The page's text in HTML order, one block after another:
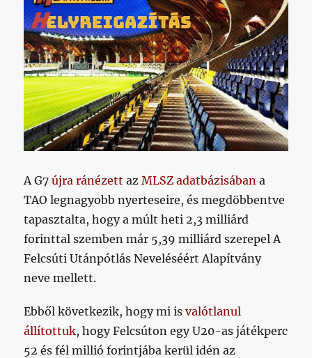
az
új
Bozsikra
című
bejegyzéshez
A G7újra ránézett azMLSZ adatbázisában a
TAO legnagyobb nyerteseire, és megdöbbentve
tapasztalta, hogy a múlt heti 2,3 milliárd
forinttal szemben már 5,39 milliárd szerepel A
Felcsúti Utánpótlás Neveléséért Alapítvány
neve mellett.
Ebből következik, hogy mi isvalótlanul
állítottuk, hogy Felcsúton egy U20-as játékperc
52 és fél millió forintjába kerül idén az